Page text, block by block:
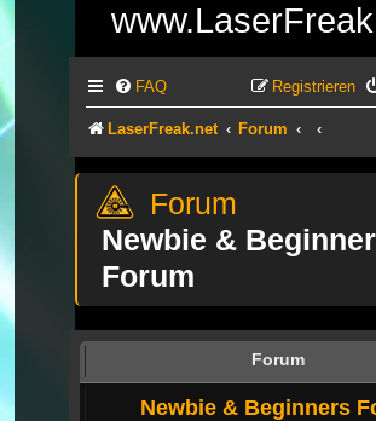
FAQ Registrieren
LaserFreak.net Forum
Newbie &
Forum
Forum
Newbie & Beginners